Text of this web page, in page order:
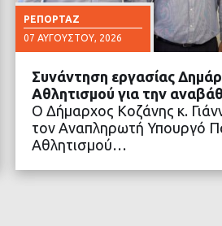
ΡΕΠΟΡΤΆΖ
07 ΑΥΓΟΎΣΤΟΥ, 2026
Συνάντηση εργασίας
Αθλητισμού για την
Ο Δήμαρχος Κοζάνης κ.
τον Αναπληρωτή Υπουργό
Αθλητισμού…